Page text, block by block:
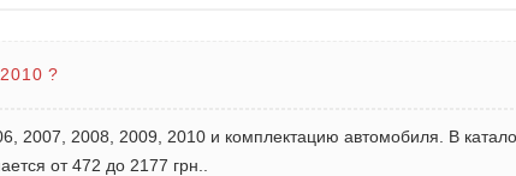
?
2007, 2008, 2009, 2010 и комплектацию автомобиля. В
от 472 до 2177 грн..